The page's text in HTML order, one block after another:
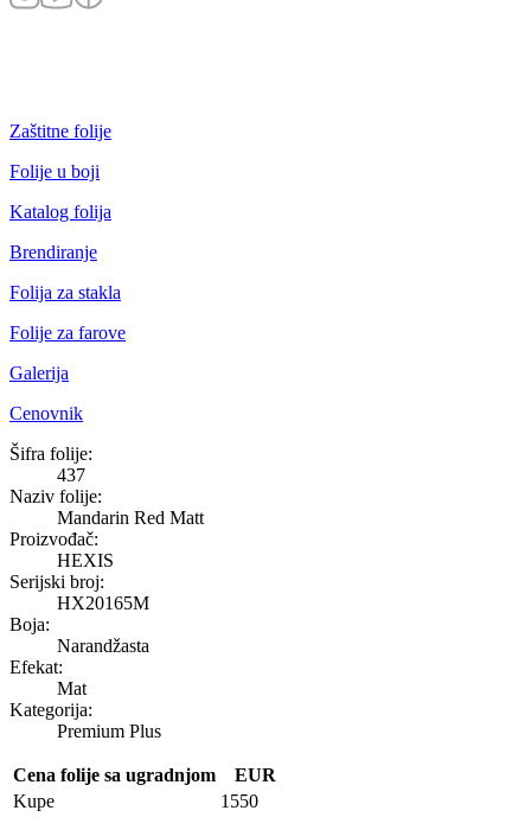
Zaštitne folije
Folije u boji
Katalog folija
Brendiranje
Folija za stakla
Folije za farove
Galerija
Cenovnik
Mandarin Red Matt
Šifra folije:
437
Naziv folije:
Mandarin Red Matt
Proizvođač:
HEXIS
Serijski broj:
HX20165M
Boja:
Narandžasta
Efekat:
Mat
Kategorija:
Premium Plus
Cena folije sa ugradnjom
EUR
Kupe
1550